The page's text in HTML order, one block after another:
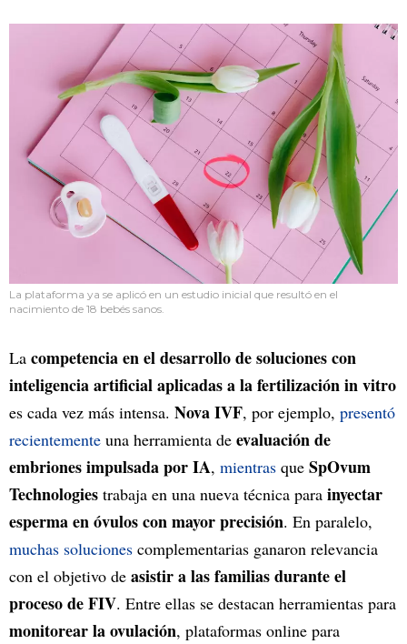
La plataforma ya se aplicó en un estudio inicial que resultó en el
nacimiento de 18 bebés sanos.
La competencia en el desarrollo de soluciones con
inteligencia artificial aplicadas a la fertilización in vitro
es cada vez más intensa. Nova IVF, por ejemplo, presentó
recientemente una herramienta de evaluación de
embriones impulsada por IA, mientras que SpOvum
Technologies trabaja en una nueva técnica para inyectar
esperma en óvulos con mayor precisión. En paralelo,
muchas soluciones complementarias ganaron relevancia
con el objetivo de asistir a las familias durante el
proceso de FIV. Entre ellas se destacan herramientas para
monitorear la ovulación, plataformas online para